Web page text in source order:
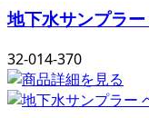
地下水サンプラ
32-014-370